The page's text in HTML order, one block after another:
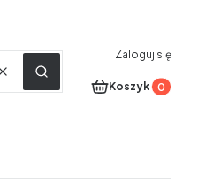
WyczyśćSzukaj
Zaloguj się
Produkty w
Koszyk